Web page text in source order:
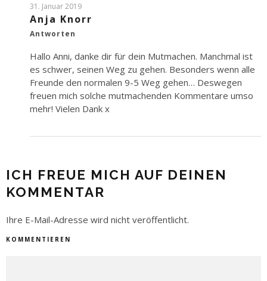
31. Januar 2019
Anja Knorr
Antworten
Hallo Anni, danke dir für dein Mutmachen. Manchmal ist
es schwer, seinen Weg zu gehen. Besonders wenn alle
Freunde den normalen 9-5 Weg gehen… Deswegen
freuen mich solche mutmachenden Kommentare umso
mehr! Vielen Dank x
ICH FREUE MICH AUF DEINEN
KOMMENTAR
Ihre E-Mail-Adresse wird nicht veröffentlicht.
KOMMENTIEREN